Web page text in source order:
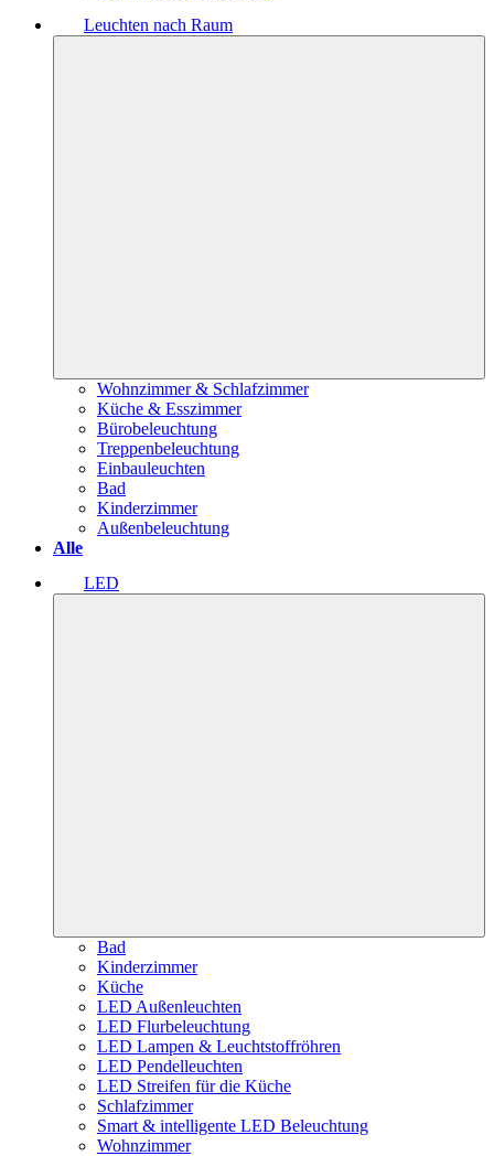
Leuchten nach Raum
Wohnzimmer & Schlafzimmer
Küche & Esszimmer
Bürobeleuchtung
Treppenbeleuchtung
Einbauleuchten
Bad
Kinderzimmer
Außenbeleuchtung
Alle
LED
Bad
Kinderzimmer
Küche
LED Außenleuchten
LED Flurbeleuchtung
LED Lampen & Leuchtstoffröhren
LED Pendelleuchten
LED Streifen für die Küche
Schlafzimmer
Smart & intelligente LED Beleuchtung
Wohnzimmer